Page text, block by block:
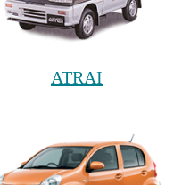
ATRAI